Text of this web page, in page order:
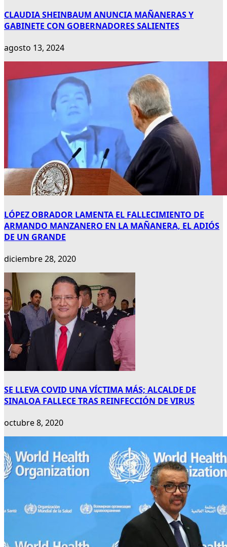
CLAUDIA SHEINBAUM ANUNCIA MAÑANERAS Y
GABINETE CON GOBERNADORES SALIENTES
agosto 13, 2024
LÓPEZ OBRADOR LAMENTA EL FALLECIMIENTO DE
ARMANDO MANZANERO EN LA MAÑANERA, EL ADIÓS
DE UN GRANDE
diciembre 28, 2020
SE LLEVA COVID UNA VÍCTIMA MÁS; ALCALDE DE
SINALOA FALLECE TRAS REINFECCIÓN DE VIRUS
octubre 8, 2020